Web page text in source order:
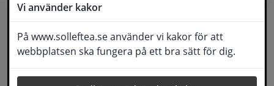
Vi använder kakor
På www.solleftea.se använder vi kakor för att
webbplatsen ska fungera på ett bra sätt för dig.
Lämna synpunkt
Här kan du lämna synpunkter, förslag och